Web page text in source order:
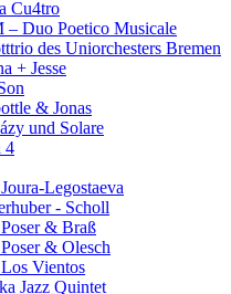
Cu4tro
– Duo Poetico Musicale
des Uniorchesters Bremen
+ Jesse
& Jonas
und Solare
4
Legostaeva
- Scholl
& Braß
& Olesch
Vientos
Jazz Quintet